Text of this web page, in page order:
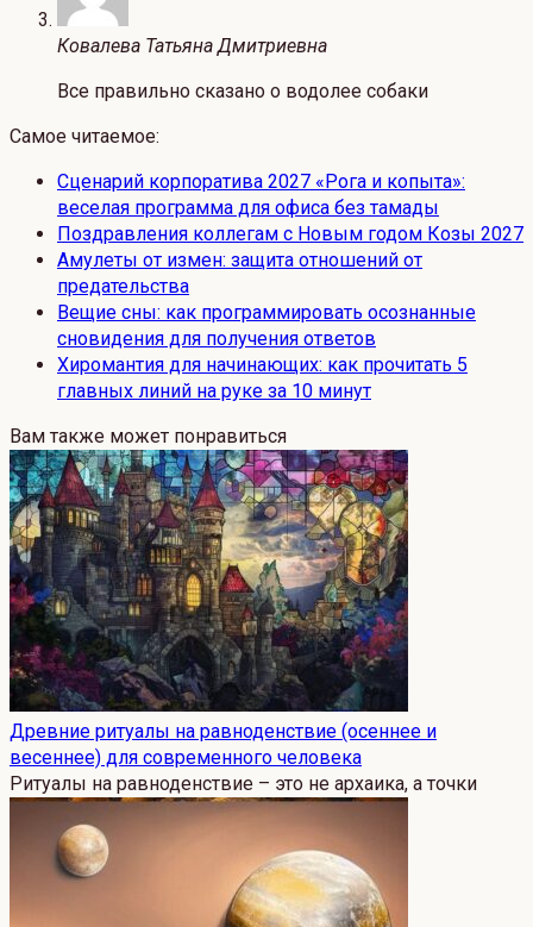
Ковалева Татьяна Дмитриевна
Все правильно сказано о водолее собаки
Самое читаемое:
Сценарий корпоратива 2027 «Рога и копыта»:
веселая программа для офиса без тамады
Поздравления коллегам с Новым годом Козы 2027
Амулеты от измен: защита отношений от
предательства
Вещие сны: как программировать осознанные
сновидения для получения ответов
Хиромантия для начинающих: как прочитать 5
главных линий на руке за 10 минут
Вам также может понравиться
Древние ритуалы на равноденствие (осеннее и
весеннее) для современного человека
Ритуалы на равноденствие – это не архаика, а точки